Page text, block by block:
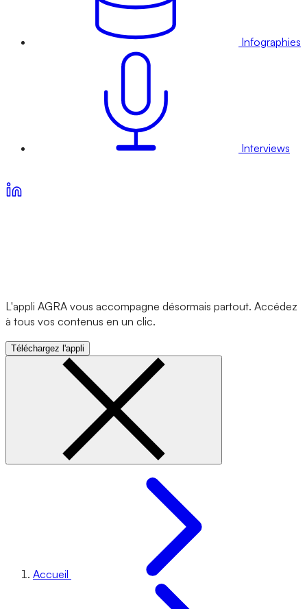
Infographies
Interviews
L'appli AGRA vous accompagne désormais partout. Accédez
à tous vos contenus en un clic.
Téléchargez l'appli
Accueil